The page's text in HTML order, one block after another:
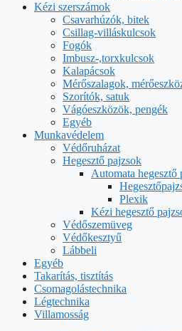
Kézi szerszámok
Csavarhúzók, bitek
Csillag-villáskulcsok
Fogók
Imbusz-,torxkulcsok
Kalapácsok
Mérőszalagok,
Szorítók, satuk
Vágóeszközök, pengék
Egyéb
Munkavédelem
Védőruházat
Hegesztő pajzsok
Automata hegesztő
Plexik
Kézi hegesztő
Védőszemüveg
Védőkesztyű
Lábbeli
Egyéb
Takarítás, tisztítás
Csomagolástechnika
Légtechnika
Villamosság